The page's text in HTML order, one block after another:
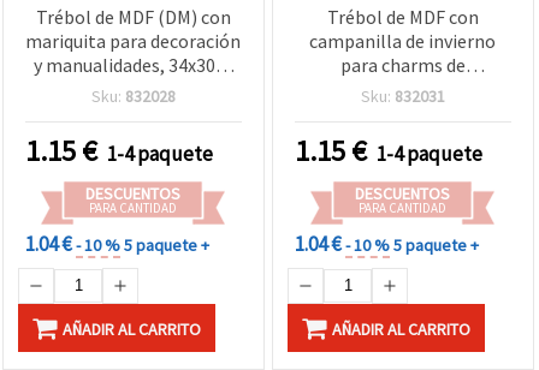
Trébol de MDF (DM) con
mariquita para decoración
y manualidades, 34x30x3
mm - Pack de 5
Sku: 832028
1.15€ 1-4 paquete
DESCUENTOS
PARA CANTIDAD
1.04 €- 10 %5 paquete +
AÑADIR AL CARRITO
Trébol de MDF con
campanilla de invierno
para charms de
Martenitsa, 37x35x3 mm,
Sku: 832031
1.15€ 1-4 paquete
DESCUENTOS
PARA CANTIDAD
1.04 €- 10 %5 paquete +
AÑADIR AL CARRITO